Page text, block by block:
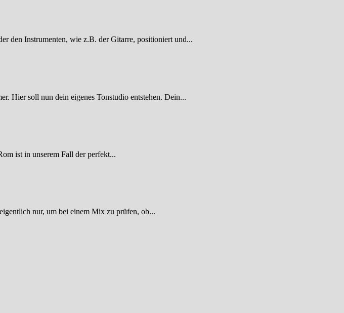
den Instrumenten, wie z.B. der Gitarre, positioniert und...
Hier soll nun dein eigenes Tonstudio entstehen. Dein...
ist in unserem Fall der perfekt...
nur, um bei einem Mix zu prüfen, ob...